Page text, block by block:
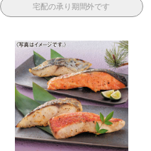
宅配の承り期間外です